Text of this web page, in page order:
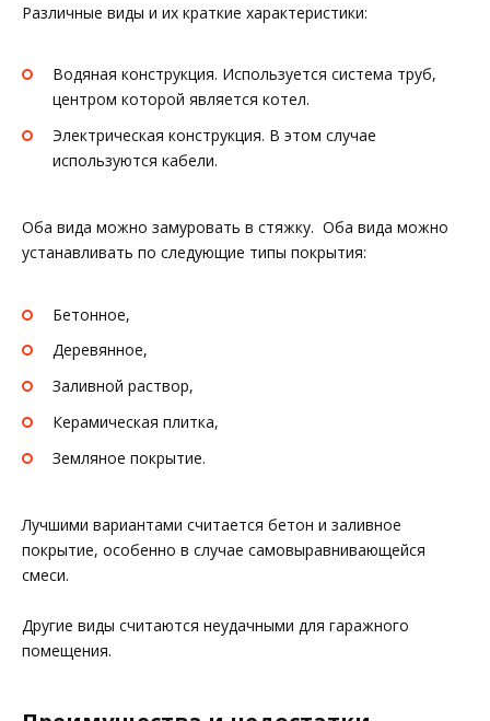
Различные виды и их краткие характеристики:
Водяная конструкция. Используется система труб,
центром которой является котел.
Электрическая конструкция. В этом случае
используются кабели.
Оба вида можно замуровать в стяжку. Оба вида можно
устанавливать по следующие типы покрытия:
Бетонное,
Деревянное,
Заливной раствор,
Керамическая плитка,
Земляное покрытие.
Лучшими вариантами считается бетон и заливное
покрытие, особенно в случае самовыравнивающейся
смеси.
Другие виды считаются неудачными для гаражного
помещения.